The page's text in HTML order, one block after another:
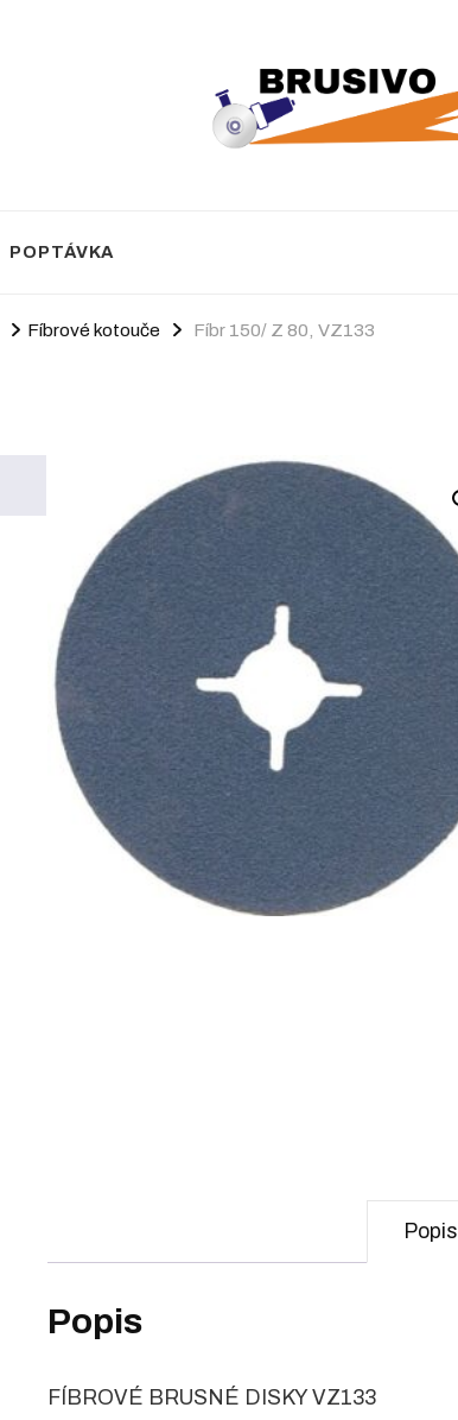
POPTÁVKA
Fíbrové kotouče Fíbr 150/ Z 80, VZ133
Popis
Popis
FÍBROVÉ BRUSNÉ DISKY VZ133